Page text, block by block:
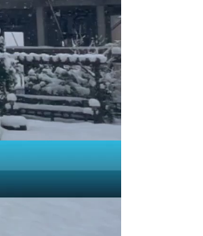
bu yıl 36'ncısı